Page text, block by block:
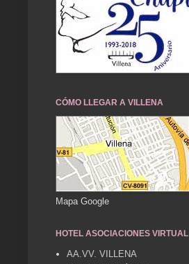
CÓMO LLEGAR A VILLENA
Mapa Google
HOTEL ASOCIACIONES VIRTUAL
AA.VV. VILLENA